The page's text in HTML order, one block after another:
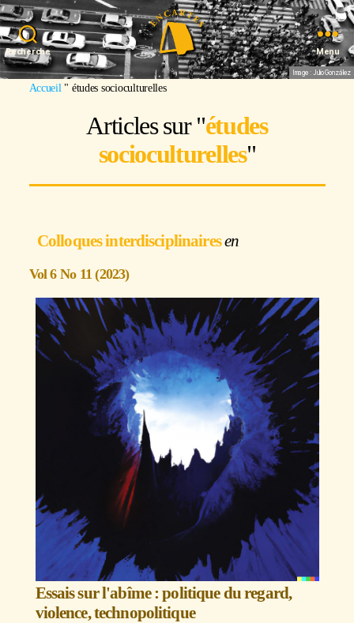
Recherche Menu
Image : Julio González
Accueil " études socioculturelles
Articles sur "études
socioculturelles"
Colloques interdisciplinaires
Vol 6 No 11 (2023)
Essais sur l'abîme : politique du regard,
violence, technopolitique